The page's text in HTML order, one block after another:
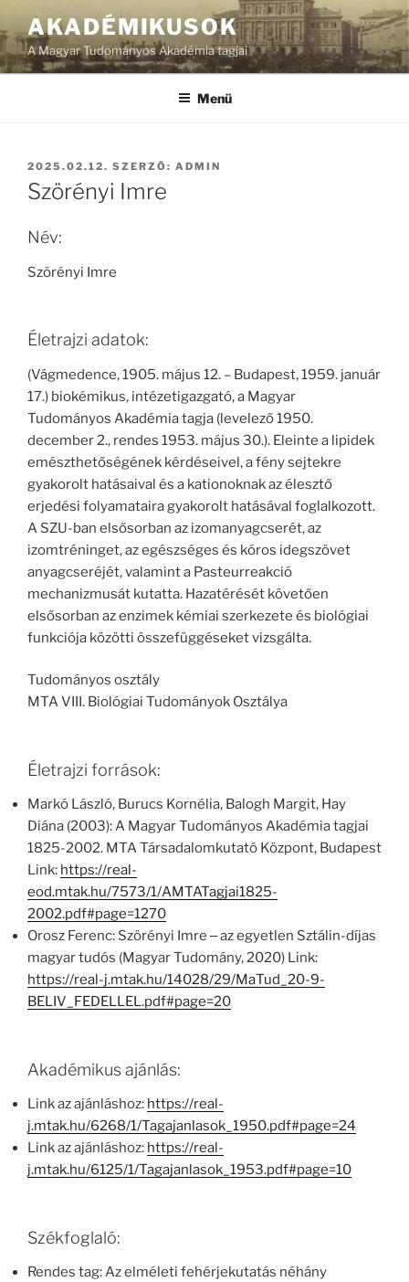
AKADÉMIKUSOK
A Magyar Tudományos Akadémia tagjai
Menü
BEKÜLDVE:
2025.02.12. SZERZŐ: ADMIN
Szörényi Imre
Név:
Szörényi Imre
Életrajzi adatok:
(Vágmedence, 1905. május 12. – Budapest, 1959. január
17.) biokémikus, intézetigazgató, a Magyar
Tudományos Akadémia tagja (levelező 1950.
december 2., rendes 1953. május 30.). Eleinte a lipidek
emészthetőségének kérdéseivel, a fény sejtekre
gyakorolt hatásaival és a kationoknak az élesztő
erjedési folyamataira gyakorolt hatásával foglalkozott.
A SZU-ban elsősorban az izomanyagcserét, az
izomtréninget, az egészséges és kóros idegszövet
anyagcseréjét, valamint a Pasteurreakció
mechanizmusát kutatta. Hazatérését követően
elsősorban az enzimek kémiai szerkezete és biológiai
funkciója közötti összefüggéseket vizsgálta.
Tudományos osztály
MTA VIII. Biológiai Tudományok Osztálya
Életrajzi források:
Markó László, Burucs Kornélia, Balogh Margit, Hay
Diána (2003): A Magyar Tudományos Akadémia tagjai
1825-2002. MTA Társadalomkutató Központ, Budapest
Link: https://real-
eod.mtak.hu/7573/1/AMTATagjai1825-
2002.pdf#page=1270
Orosz Ferenc: Szörényi Imre ‒ az egyetlen Sztálin-díjas
magyar tudós (Magyar Tudomány, 2020) Link:
https://real-j.mtak.hu/14028/29/MaTud_20-9-
BELIV_FEDELLEL.pdf#page=20
Akadémikus ajánlás:
Link az ajánláshoz: https://real-
j.mtak.hu/6268/1/Tagajanlasok_1950.pdf#page=24
Link az ajánláshoz: https://real-
j.mtak.hu/6125/1/Tagajanlasok_1953.pdf#page=10
Székfoglaló:
Rendes tag: Az elméleti fehérjekutatás néhány